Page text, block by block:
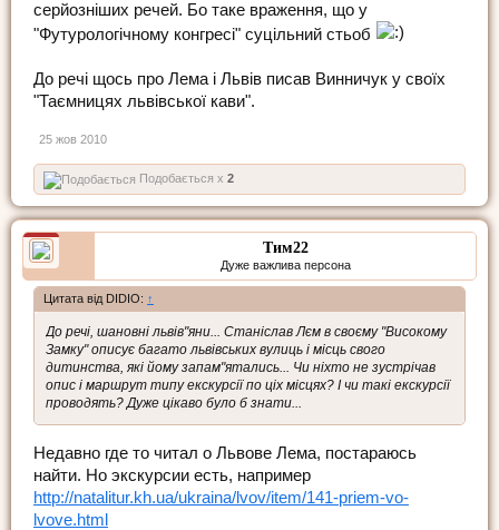
серйозніших речей. Бо таке враження, що у
"Футурологічному конгресі" суцільний стьоб
До речі щось про Лема і Львів писав Винничук у своїх
"Таємницях львівської кави".
25 жов 2010
Подобається x 2
Тим22
Дуже важлива персона
Цитата від DIDIO: ↑
До речі, шановні львів"яни... Станіслав Лєм в своєму "Високому
Замку" описує багато львівських вулиць і місць свого
дитинства, які йому запам"ятались... Чи ніхто не зустрічав
опис і маршрут типу екскурсії по ціх місцях? І чи такі екскурсії
проводять? Дуже цікаво було б знати...
Недавно где то читал о Львове Лема, постараюсь
найти. Но экскурсии есть, например
http://natalitur.kh.ua/ukraina/lvov/item/141-priem-vo-
lvove.html